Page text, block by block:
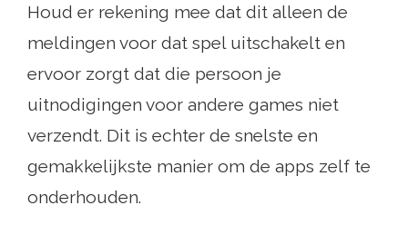
Houd er rekening mee dat dit alleen de
meldingen voor dat spel uitschakelt en
ervoor zorgt dat die persoon je
uitnodigingen voor andere games niet
verzendt. Dit is echter de snelste en
gemakkelijkste manier om de apps zelf te
onderhouden.